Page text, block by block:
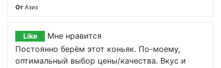
От Азиз
Like
Мне нравится
Постоянно берём этот коньяк. По-моему,
оптимальный выбор цены/качества. Вкус и